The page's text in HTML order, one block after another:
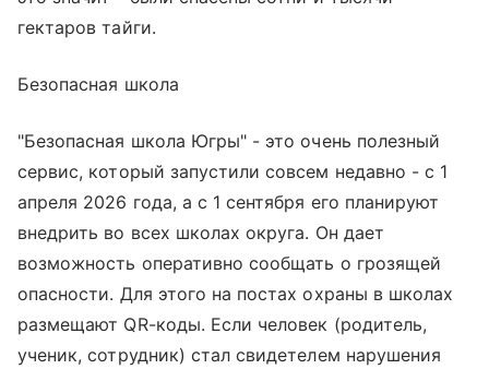
гектаров тайги.
Безопасная школа
"Безопасная школа Югры" - это очень полезный
сервис, который запустили совсем недавно - с 1
апреля 2026 года, а с 1 сентября его планируют
внедрить во всех школах округа. Он дает
возможность оперативно сообщать о грозящей
опасности. Для этого на постах охраны в школах
размещают QR-коды. Если человек (родитель,
ученик, сотрудник) стал свидетелем нарушения